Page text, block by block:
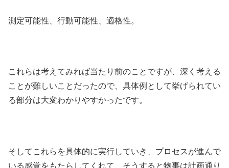
測定可能性、行動可能性、適格性。
これらは考えてみれば当たり前のことですが、深く考える
ことが難しいことだったので、具体例として挙げられてい
る部分は大変わかりやすかったです。
そしてこれらを具体的に実行していき、プロセスが進んで
いる感覚をもたらしてくれて、そうすると物事は計画通り